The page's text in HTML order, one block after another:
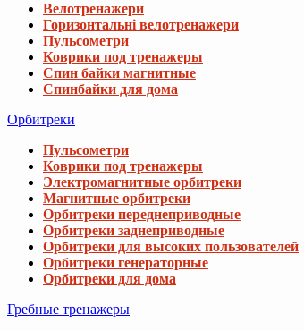
Велотренажери
Горизонтальні велотренажери
Пульсометри
Коврики под тренажеры
Спин байки магнитные
Спинбайки для дома
Орбитреки
Пульсометри
Коврики под тренажеры
Электромагнитные орбитреки
Магнитные орбитреки
Орбитреки переднеприводные
Орбитреки заднеприводные
Орбитреки для высоких пользователей
Орбитреки генераторные
Орбитреки для дома
Гребные тренажеры